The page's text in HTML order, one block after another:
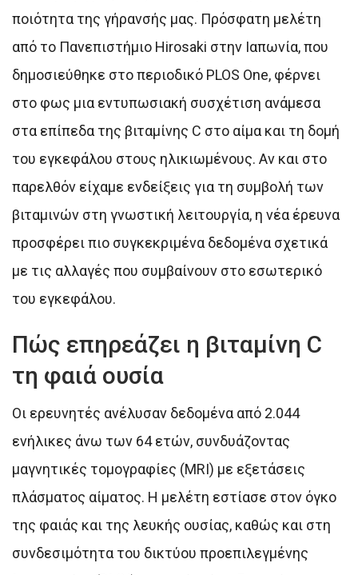
ποιότητα της γήρανσής μας. Πρόσφατη μελέτη
από το Πανεπιστήμιο Hirosaki στην Ιαπωνία, που
δημοσιεύθηκε στο περιοδικό PLOS One, φέρνει
στο φως μια εντυπωσιακή συσχέτιση ανάμεσα
στα επίπεδα της βιταμίνης C στο αίμα και τη δομή
του εγκεφάλου στους ηλικιωμένους. Αν και στο
παρελθόν είχαμε ενδείξεις για τη συμβολή των
βιταμινών στη γνωστική λειτουργία, η νέα έρευνα
προσφέρει πιο συγκεκριμένα δεδομένα σχετικά
με τις αλλαγές που συμβαίνουν στο εσωτερικό
του εγκεφάλου.
Πώς επηρεάζει η βιταμίνη C
τη φαιά ουσία
Οι ερευνητές ανέλυσαν δεδομένα από 2.044
ενήλικες άνω των 64 ετών, συνδυάζοντας
μαγνητικές τομογραφίες (MRI) με εξετάσεις
πλάσματος αίματος. Η μελέτη εστίασε στον όγκο
της φαιάς και της λευκής ουσίας, καθώς και στη
συνδεσιμότητα του δικτύου προεπιλεγμένης